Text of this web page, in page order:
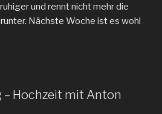
und rennt nicht mehr die
Nächste Woche ist es wohl
Hochzeit mit Anton